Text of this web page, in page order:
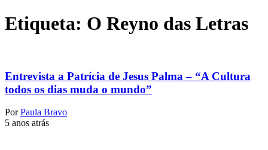
Etiqueta: O Reyno das Letras
Entrevista a Patrícia de Jesus Palma – “A Cultura
todos os dias muda o mundo”
Por Paula Bravo
5 anos atrás